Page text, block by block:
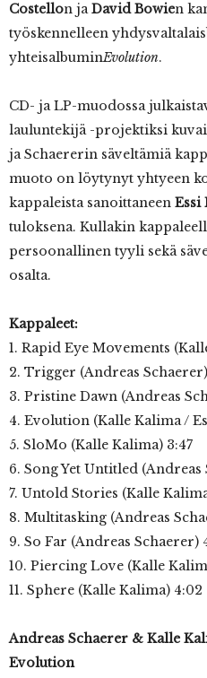
Costellon jaDavid Bowien
työskennelleen
yhteisalbuminEvolution.
CD- ja LP-muodossa
lauluntekijä -projektiksi
ja Schaererin säveltämiä
muoto on löytynyt yhtyeen
kappaleista sanoittaneen Essi
tuloksena. Kullakin
persoonallinen tyyli sekä
osalta.
Kappaleet:
1. Rapid Eye Movements
2. Trigger (Andreas
3. Pristine Dawn (Andreas
4. Evolution (Kalle Kalima /
5. SloMo (Kalle Kalima) 3:47
6. Song Yet Untitled (Andreas
7. Untold Stories (Kalle
8. Multitasking (Andreas
9. So Far (Andreas Schaerer)
10. Piercing Love (Kalle
11. Sphere (Kalle Kalima) 4:02
Andreas Schaerer & Kalle
Evolution